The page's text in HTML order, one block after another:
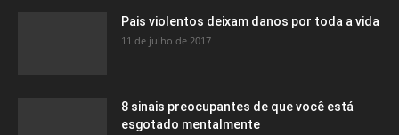
Pais violentos deixam danos por toda a vida
11 de julho de 2017
8 sinais preocupantes de que você está
esgotado mentalmente